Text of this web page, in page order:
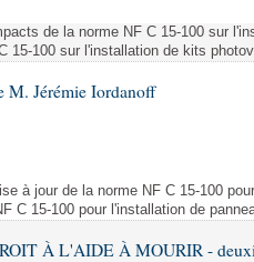
de la norme NF C 15-100 sur
15-100 sur l'installation de kits
M. Jérémie Iordanoff
à jour de la norme NF C 15-100
C 15-100 pour l'installation de
À L'AIDE À MOURIR -